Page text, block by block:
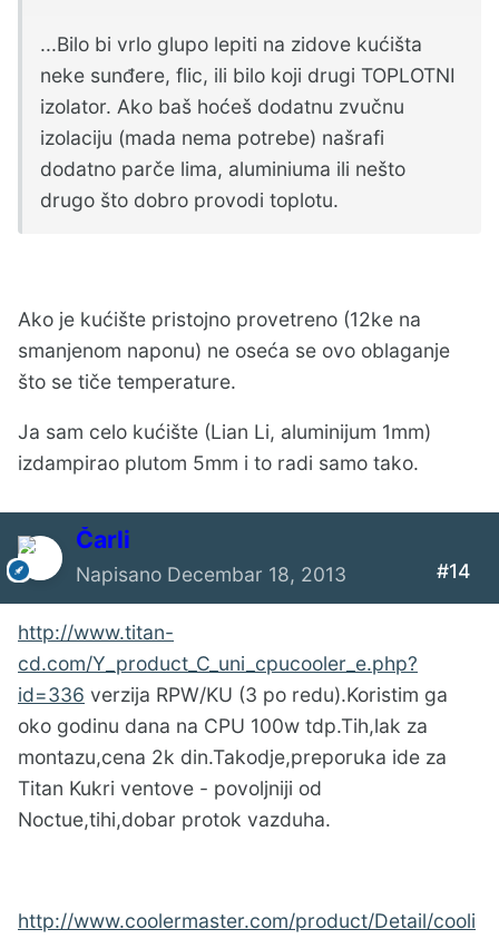
...Bilo bi vrlo glupo lepiti na zidove kućišta
neke sunđere, flic, ili bilo koji drugi TOPLOTNI
izolator. Ako baš hoćeš dodatnu zvučnu
izolaciju (mada nema potrebe) našrafi
dodatno parče lima, aluminiuma ili nešto
drugo što dobro provodi toplotu.
Ako je kućište pristojno provetreno (12ke na
smanjenom naponu) ne oseća se ovo oblaganje
što se tiče temperature.
Ja sam celo kućište (Lian Li, aluminijum 1mm)
izdampirao plutom 5mm i to radi samo tako.
Čarli
Napisano Decembar 18, 2013 #14
http://www.titan-
cd.com/Y_product_C_uni_cpucooler_e.php?
id=336 verzija RPW/KU (3 po redu).Koristim ga
oko godinu dana na CPU 100w tdp.Tih,lak za
montazu,cena 2k din.Takodje,preporuka ide za
Titan Kukri ventove - povoljniji od
Noctue,tihi,dobar protok vazduha.
http://www.coolermaster.com/product/Detail/cooli